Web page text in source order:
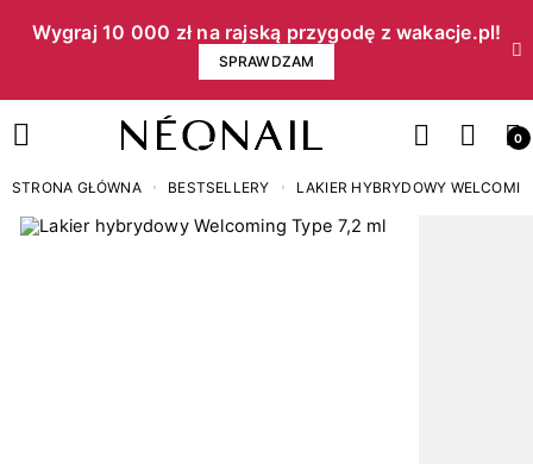
Wygraj 10 000 zł na rajską przygodę z wakacje.pl!​
SPRAWDZAM
0
STRONA GŁÓWNA BESTSELLERY LAKIER HYBRYDOWY